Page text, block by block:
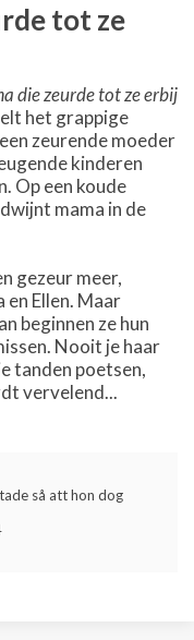
tot ze
die zeurde tot ze erbij
het grappige
zeurende moeder
kinderen
Op een koude
mama in de
gezeur meer,
en Ellen. Maar
beginnen ze hun
Nooit je haar
tanden poetsen,
vervelend...
så att hon dog